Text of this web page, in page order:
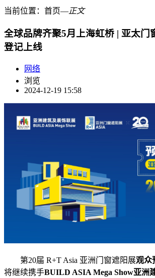
当前位置： 首页―正文
全球品牌齐聚5月上海虹桥 | 亚太门
登记上线
网络
浏览
2024-12-19 15:58
第20届 R+T Asia 亚洲门窗遮阳展观众
将继续携手BUILD ASIA Mega Show亚洲